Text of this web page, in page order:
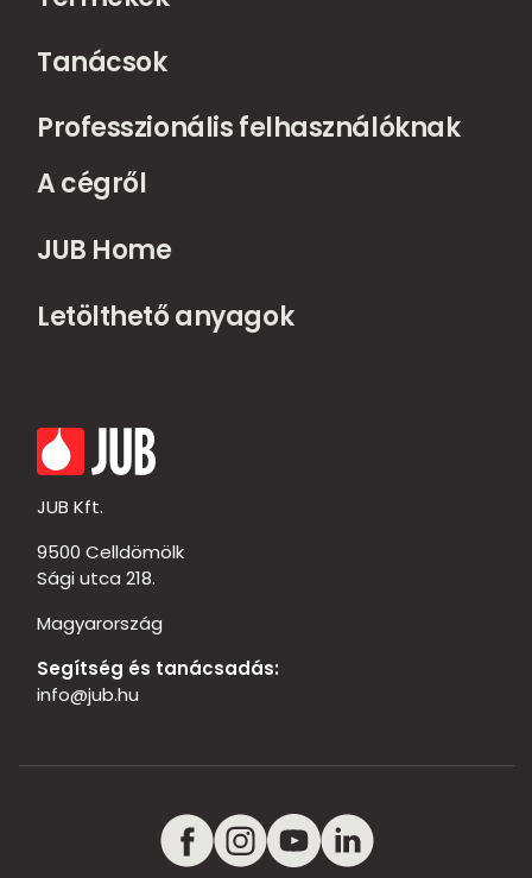
Tanácsok
Professzionális felhasználóknak
A cégről
JUB Home
Letölthető anyagok
JUB Kft.
9500 Celldömölk
Sági utca 218.
Magyarország
Segítség és tanácsadás:
info@jub.hu